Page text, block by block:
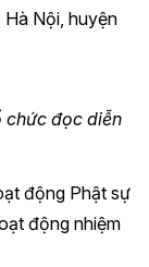
Nội, huyện
chức đọc diễn
động Phật sự
động nhiệm